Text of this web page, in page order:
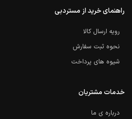
راهنمای خرید از مستردبی
رویه ارسال کالا
نحوه ثبت سفارش
شیوه های پرداخت
خدمات مشتریان
درباره ی ما